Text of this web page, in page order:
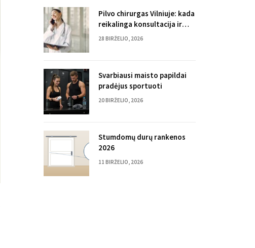
Pilvo chirurgas Vilniuje: kada
reikalinga konsultacija ir
kokios paslaugos teikiamos
28 BIRŽELIO, 2026
Svarbiausi maisto papildai
pradėjus sportuoti
20 BIRŽELIO, 2026
Stumdomų durų rankenos
2026
11 BIRŽELIO, 2026